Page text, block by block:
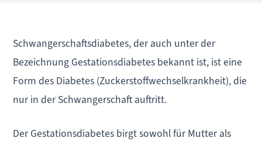
Schwangerschaftsdiabetes, der auch unter der
Bezeichnung Gestationsdiabetes bekannt ist, ist eine
Form des Diabetes (Zuckerstoffwechselkrankheit), die
nur in der Schwangerschaft auftritt.
Der Gestationsdiabetes birgt sowohl für Mutter als